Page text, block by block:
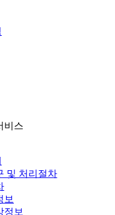
비스
및 처리절차
보
정보